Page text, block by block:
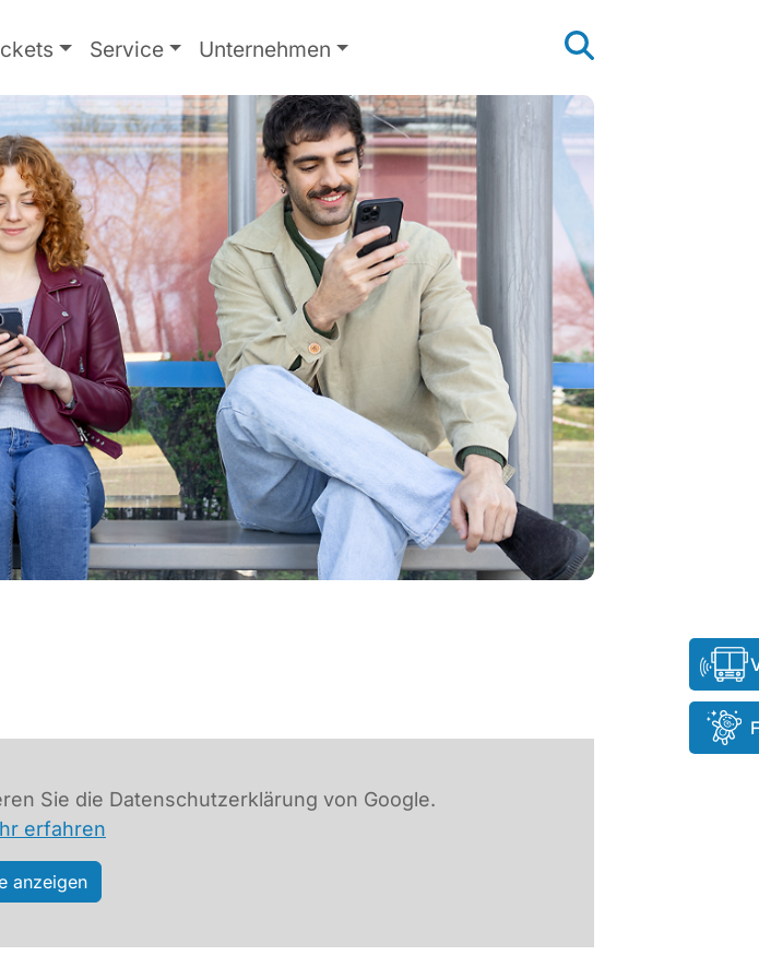
Service Unternehmen
Sie die Datenschutzerklärung von Google.
erfahren
anzeigen